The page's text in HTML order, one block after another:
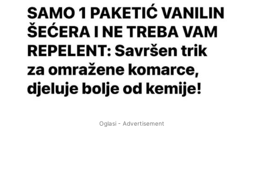
Oglasi - Advertisement